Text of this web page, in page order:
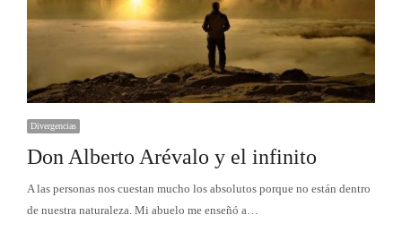
Divergencias
Don Alberto Arévalo y el infinito
A las personas nos cuestan mucho los absolutos porque no están dentro
de nuestra naturaleza. Mi abuelo me enseñó a…